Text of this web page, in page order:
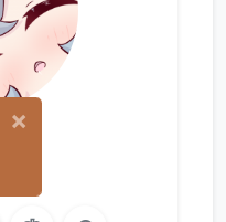
×